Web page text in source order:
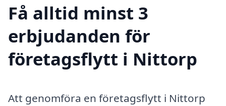
Få alltid minst 3
erbjudanden för
företagsflytt i Nittorp
Att genomföra en företagsflytt i Nittorp